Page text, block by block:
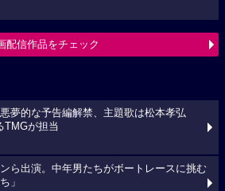
配信作品をチェック
悪夢的な予告編解禁、主題歌は松本孝弘
TMGが担当
ら出演。中年男たちがボートレースに挑む
」